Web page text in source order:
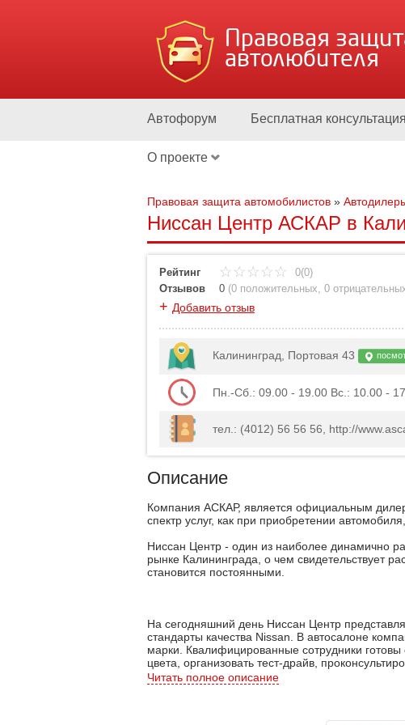
Правовая
автолюбителя
Автофорум Бесплатная консультация
О проекте
Правовая защита автомобилистов »
Ниссан Центр АСКАР в
Рейтинг
0(0)
Отзывов
0 (0 положительных, 0
+ Добавить отзыв
Калининград, Портовая 43
Пн.-Сб.: 09.00 - 19.00 Вс.: 10.00 -
тел.: (4012) 56 56 56, http://
Описание
Компания АСКАР, является официальным
спектр услуг, как при приобретении
Ниссан Центр - один из наиболее динамично
рынке Калининграда, о чем свидетельствует
становится постоянными.
На сегодняшний день Ниссан Центр
стандарты качества Nissan. В автосалоне
марки. Квалифицированные сотрудники
цвета, организовать тест-драйв,
В специализированном сервисном центре
послегарантийных услуг, диагностические и
Читать полное описание